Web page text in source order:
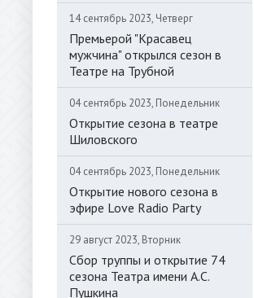
14 сентябрь 2023, Четверг
Премьерой "Красавец
мужчина" открылся сезон в
Театре на Трубной
04 сентябрь 2023, Понедельник
Открытие сезона в театре
Шиловского
04 сентябрь 2023, Понедельник
Открытие нового сезона в
эфире Love Radio Party
29 август 2023, Вторник
Сбор труппы и открытие 74
сезона Театра имени А.С.
Пушкина